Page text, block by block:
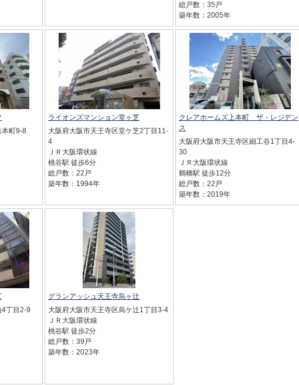
総戸数：35戸
築年数：2005年
本町9-8
ライオンズマンション堂ヶ芝
大阪府大阪市天王寺区堂ケ芝2丁目11-
4
ＪＲ大阪環状線
桃谷駅 徒歩6分
総戸数：22戸
築年数：1994年
クレアホームズ上本町 ザ・レジデン
ス
大阪府大阪市天王寺区細工谷1丁目4-
30
ＪＲ大阪環状線
鶴橋駅 徒歩12分
総戸数：22戸
築年数：2019年
4丁目2-9
グランアッシュ天王寺烏ヶ辻
大阪府大阪市天王寺区烏ケ辻1丁目3-4
ＪＲ大阪環状線
桃谷駅 徒歩2分
総戸数：39戸
築年数：2023年